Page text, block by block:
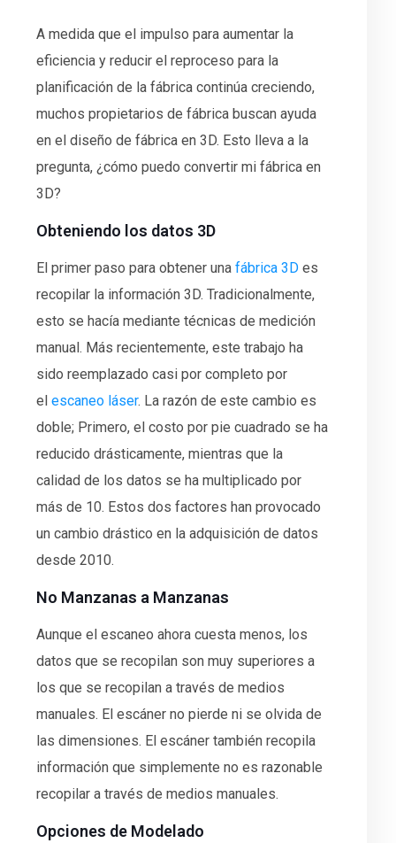
A medida que el impulso para aumentar la
eficiencia y reducir el reproceso para la
planificación de la fábrica continúa creciendo,
muchos propietarios de fábrica buscan ayuda
en el diseño de fábrica en 3D. Esto lleva a la
pregunta, ¿cómo puedo convertir mi fábrica en
3D?
Obteniendo los datos 3D
El primer paso para obtener unafábrica 3D es
recopilar la información 3D. Tradicionalmente,
esto se hacía mediante técnicas de medición
manual. Más recientemente, este trabajo ha
sido reemplazado casi por completo por
elescaneo láser. La razón de este cambio es
doble; Primero, el costo por pie cuadrado se ha
reducido drásticamente, mientras que la
calidad de los datos se ha multiplicado por
más de 10. Estos dos factores han provocado
un cambio drástico en la adquisición de datos
desde 2010.
No Manzanas a Manzanas
Aunque el escaneo ahora cuesta menos, los
datos que se recopilan son muy superiores a
los que se recopilan a través de medios
manuales. El escáner no pierde ni se olvida de
las dimensiones. El escáner también recopila
información que simplemente no es razonable
recopilar a través de medios manuales.
Opciones de Modelado